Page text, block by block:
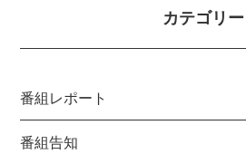
カテゴリー
番組レポート
番組告知